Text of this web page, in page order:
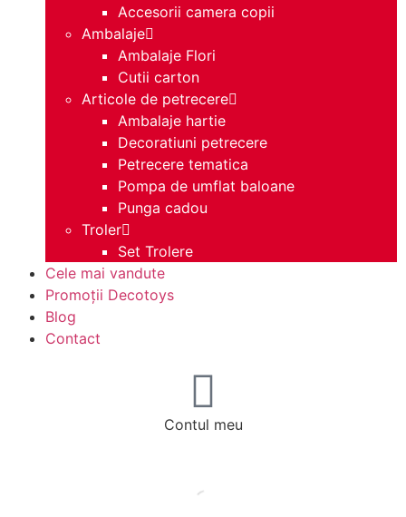
Accesorii camera copii
Ambalaje
Ambalaje Flori
Cutii carton
Articole de petrecere
Ambalaje hartie
Decoratiuni petrecere
Petrecere tematica
Pompa de umflat baloane
Punga cadou
Troler
Set Trolere
Cele mai vandute
Promoții Decotoys
Blog
Contact
Contul meu